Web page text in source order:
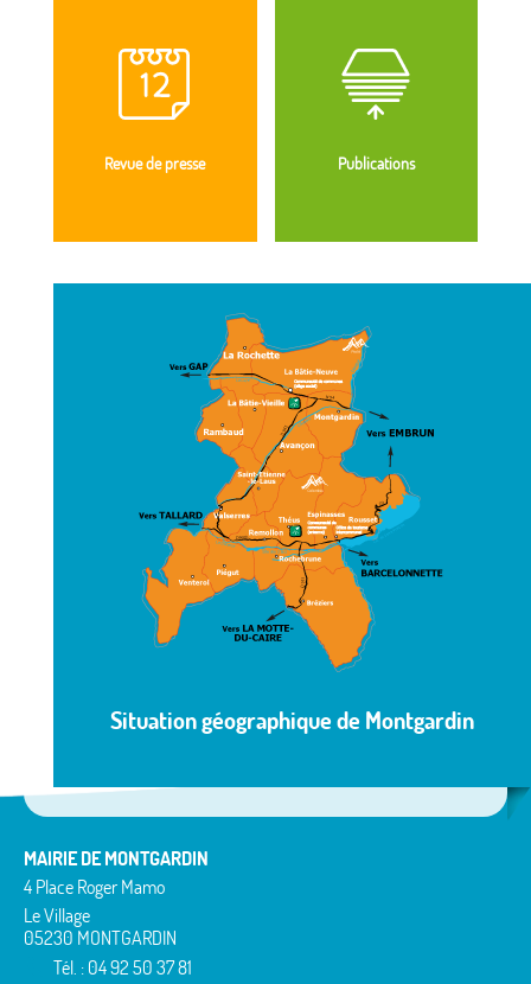
Revue de presse Publications
Situation géographique de Montgardin
MAIRIE DE MONTGARDIN
4 Place Roger Mamo
Le Village
05230 MONTGARDIN
Tél. : 04 92 50 37 81